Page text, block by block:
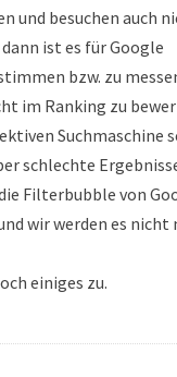
und besuchen auch
ist es für Google
bzw. zu
im Ranking zu
Suchmaschine
schlechte
Filterbubble von
wir werden es nicht
einiges zu.